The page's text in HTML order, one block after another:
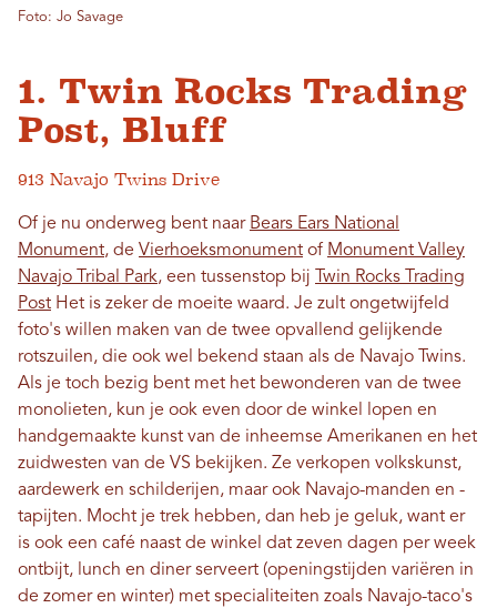
Foto: Jo Savage
1. Twin Rocks Trading
Post, Bluff
913 Navajo Twins Drive
Of je nu onderweg bent naar Bears Ears National
Monument, de Vierhoeksmonument of Monument Valley
Navajo Tribal Park, een tussenstop bij Twin Rocks Trading
Post Het is zeker de moeite waard. Je zult ongetwijfeld
foto's willen maken van de twee opvallend gelijkende
rotszuilen, die ook wel bekend staan ​​als de Navajo Twins.
Als je toch bezig bent met het bewonderen van de twee
monolieten, kun je ook even door de winkel lopen en
handgemaakte kunst van de inheemse Amerikanen en het
zuidwesten van de VS bekijken. Ze verkopen volkskunst,
aardewerk en schilderijen, maar ook Navajo-manden en -
tapijten. Mocht je trek hebben, dan heb je geluk, want er
is ook een café naast de winkel dat zeven dagen per week
ontbijt, lunch en diner serveert (openingstijden variëren in
de zomer en winter) met specialiteiten zoals Navajo-taco's